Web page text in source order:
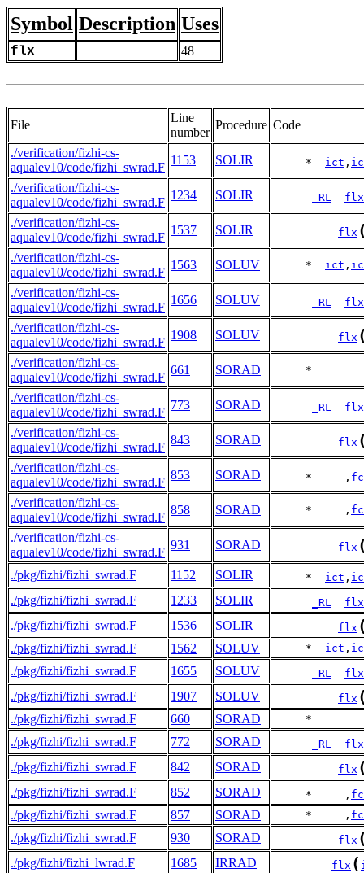
Symbol Description Uses
flx 48
File
Line
number
Procedure Code
./verification/fizhi-cs-
aqualev10/code/fizhi_swrad.F
1153 SOLIR
     *
ict ,
./verification/fizhi-cs-
aqualev10/code/fizhi_swrad.F
1234 SOLIR _RL flx
./verification/fizhi-cs-
aqualev10/code/fizhi_swrad.F
1537 SOLIR flx
./verification/fizhi-cs-
aqualev10/code/fizhi_swrad.F
1563 SOLUV
     *
ict ,
./verification/fizhi-cs-
aqualev10/code/fizhi_swrad.F
1656 SOLUV _RL flx
./verification/fizhi-cs-
aqualev10/code/fizhi_swrad.F
1908 SOLUV flx
./verification/fizhi-cs-
aqualev10/code/fizhi_swrad.F
661 SORAD
./verification/fizhi-cs-
aqualev10/code/fizhi_swrad.F
773 SORAD _RL flx
./verification/fizhi-cs-
aqualev10/code/fizhi_swrad.F
843 SORAD flx
./verification/fizhi-cs-
aqualev10/code/fizhi_swrad.F
853 SORAD
     *     ,
./verification/fizhi-cs-
aqualev10/code/fizhi_swrad.F
858 SORAD
     *     ,
./verification/fizhi-cs-
aqualev10/code/fizhi_swrad.F
931 SORAD flx
./pkg/fizhi/fizhi_swrad.F 1152 SOLIR
     *
ict ,
./pkg/fizhi/fizhi_swrad.F 1233 SOLIR _RL flx
./pkg/fizhi/fizhi_swrad.F 1536 SOLIR flx
./pkg/fizhi/fizhi_swrad.F 1562 SOLUV
     *
ict ,
./pkg/fizhi/fizhi_swrad.F 1655 SOLUV _RL flx
./pkg/fizhi/fizhi_swrad.F 1907 SOLUV flx
./pkg/fizhi/fizhi_swrad.F 660 SORAD
./pkg/fizhi/fizhi_swrad.F 772 SORAD _RL flx
./pkg/fizhi/fizhi_swrad.F 842 SORAD flx
./pkg/fizhi/fizhi_swrad.F 852 SORAD
     *     ,
./pkg/fizhi/fizhi_swrad.F 857 SORAD
     *     ,
./pkg/fizhi/fizhi_swrad.F 930 SORAD flx
./pkg/fizhi/fizhi_lwrad.F 1685 IRRAD flx (